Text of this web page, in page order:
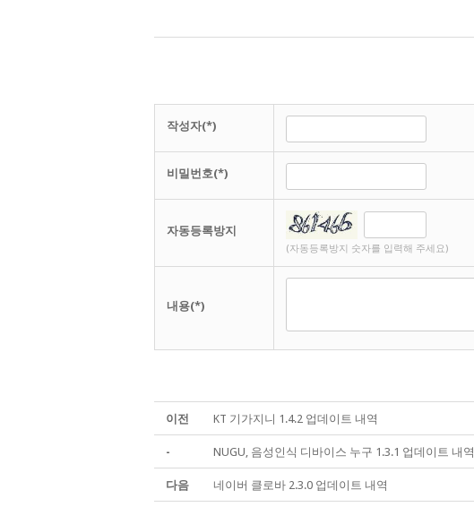
작성자(*)
비밀번호(*)
자동등록방지
(자동등록방지 숫자를 입력해 주세요)
내용(*)
이전 KT 기가지니 1.4.2 업데이트 내역
- NUGU, 음성인식 디바이스 누구 1.3.1 업데이트 내역
다음 네이버 클로바 2.3.0 업데이트 내역